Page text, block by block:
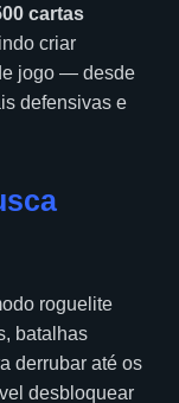
cartas
criar
jogo — desde
defensivas e
roguelite
batalhas
derrubar até os
desbloquear